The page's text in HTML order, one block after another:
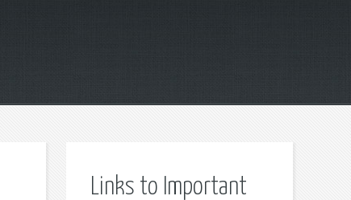
Links to Important